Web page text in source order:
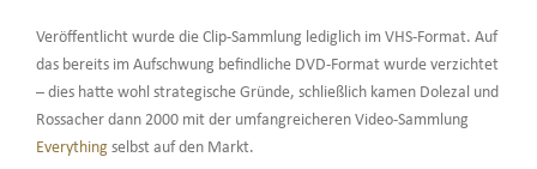
Veröffentlicht wurde die Clip-Sammlung lediglich im VHS-Format. Auf
das bereits im Aufschwung befindliche DVD-Format wurde verzichtet
– dies hatte wohl strategische Gründe, schließlich kamen Dolezal und
Rossacher dann 2000 mit der umfangreicheren Video-Sammlung
Everythingselbst auf den Markt.